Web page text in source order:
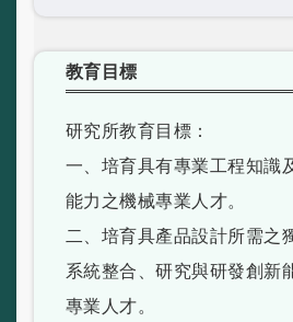
教育目標
研究所教育目標：
一、培育具有專業工程知識
能力之機械專業人才。
二、培育具產品設計所需之
系統整合、研究與研發創新
專業人才。